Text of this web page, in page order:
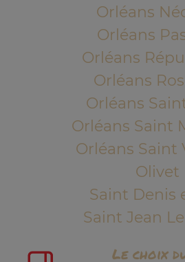
Orléans
Orléans
Orléans
Orléans
Orléans
Orléans Saint
Orléans Saint
Olivet
Saint Denis
Saint Jean
Le choix